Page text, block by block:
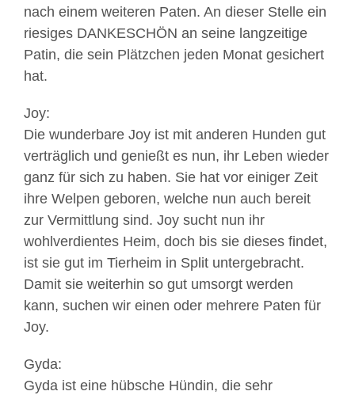
nach einem weiteren Paten. An dieser Stelle ein
riesiges DANKESCHÖN an seine langzeitige
Patin, die sein Plätzchen jeden Monat gesichert
hat.
Joy:
Die wunderbare Joy ist mit anderen Hunden gut
verträglich und genießt es nun, ihr Leben wieder
ganz für sich zu haben. Sie hat vor einiger Zeit
ihre Welpen geboren, welche nun auch bereit
zur Vermittlung sind. Joy sucht nun ihr
wohlverdientes Heim, doch bis sie dieses findet,
ist sie gut im Tierheim in Split untergebracht.
Damit sie weiterhin so gut umsorgt werden
kann, suchen wir einen oder mehrere Paten für
Joy.
Gyda:
Gyda ist eine hübsche Hündin, die sehr